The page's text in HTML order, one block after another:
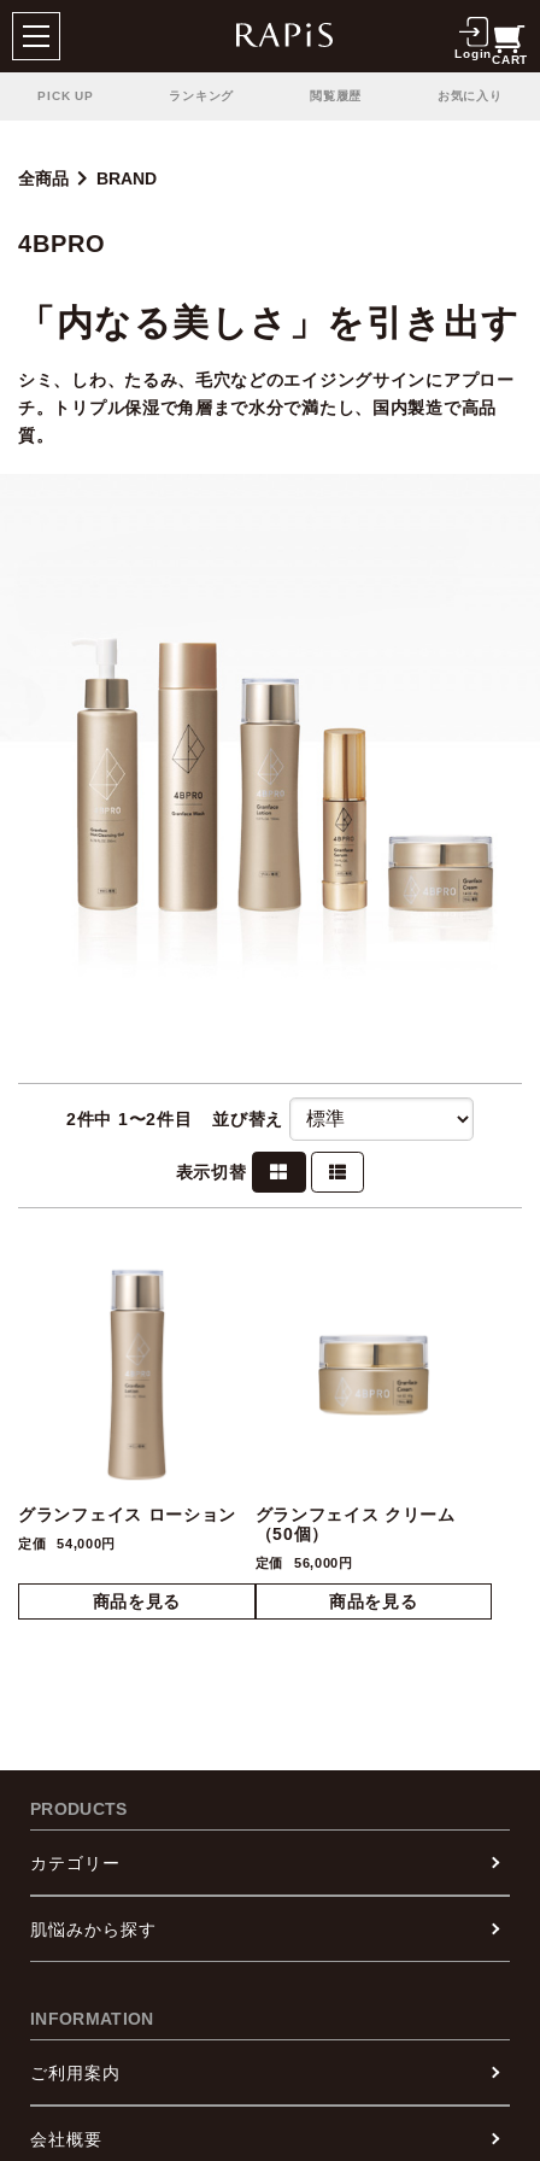
LoginCART
PICK UP ランキング 閲覧履歴 お気に入り
全商品 BRAND
4BPRO
「内なる美しさ」を引き出す
シミ、しわ、たるみ、毛穴などのエイジングサインにアプロー
チ。トリプル保湿で角層まで水分で満たし、国内製造で高品
質。
2件中 1〜2件目 並び替え
表示切替
グランフェイス ローション
定価 54,000円
グランフェイス クリーム
（50個）
定価 56,000円
PRODUCTS
カテゴリー
肌悩みから探す
INFORMATION
ご利用案内
会社概要